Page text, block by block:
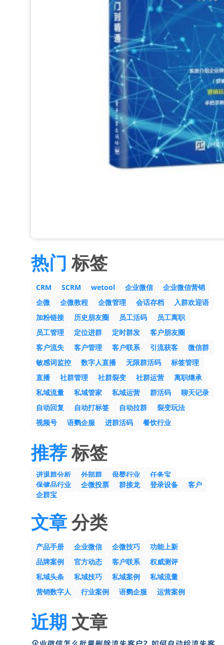
热门 标签
CRM SCRM wetool 企业微信
企业微信营销
企微
企微教程 企微管理 会话存档
入群欢迎语
加粉链接
历史朋友圈 员工活码
员工离职
员工管理
定位进群 定时群发
客户朋友圈
客户流失
客户管理 客户联系 引流获客
微信群
敏感词监控
数字人直播 无限群活码
标签管理
直播
社群管理 社群裂变 社群运营
离职继承
私域流量
私域管家 私域运营 群活码
聊天记录
自动回复
自动打标签 自动拉群
裂变玩法
视频号
语鹦企服 进群活码 餐饮行业
推荐标签
进退群分析 外部群 母婴行业
任务宝
保健品行业
企微投票 群接龙 登录设备
客户
企群宝
文章分类
产品手册 企业微信 企微技巧
功能上新
品牌案例
官方动态 客户联系
权威测评
私域头条
私域技巧 私域案例
私域流量
营销数字人
行业案例 语鹦企服 运营案例
近期 文章